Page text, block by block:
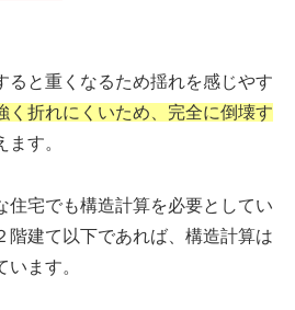
ると重くなるため揺れを感じやす
く折れにくいため、完全に倒壊す
ます。
住宅でも構造計算を必要としてい
階建て以下であれば、構造計算は
ます。